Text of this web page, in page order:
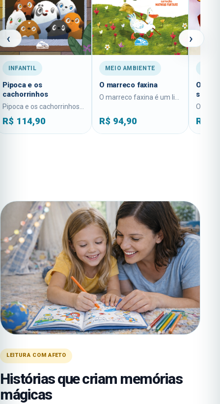
‹
INFANTIL
Pipoca e os
cachorrinhos
Pipoca e os cachorrinhos é um livro infantil...
R$ 114,90
MEIO AMBIENTE
O marreco faxina
O marreco faxina é um livro infantil da...
R$ 94,90
O
seu
R$
›
LEITURA COM AFETO
Histórias que criam memórias
mágicas